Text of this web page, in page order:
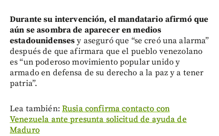
Durante su intervención, el mandatario afirmó que
aún se asombra de aparecer en medios
estadounidensesy aseguró que “se creó una alarma”
después de que afirmara que el pueblo venezolano
es “un poderoso movimiento popular unido y
armado en defensa de su derecho a la paz y a tener
patria”.
Lea también: Rusia confirma contacto con
Venezuela ante presunta solicitud de ayuda de
Maduro